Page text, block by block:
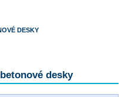
DESKY
desky